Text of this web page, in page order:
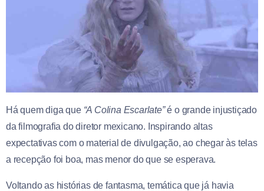
Há quem diga que “A Colina Escarlate”é o grande injustiçado
da filmografia do diretor mexicano. Inspirando altas
expectativas com o material de divulgação, ao chegar às telas
a recepção foi boa, mas menor do que se esperava.
Voltando as histórias de fantasma, temática que já havia